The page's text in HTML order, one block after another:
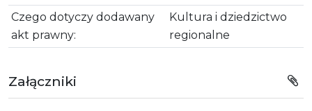
Czego dotyczy dodawany
akt prawny:
Kultura i dziedzictwo
regionalne
Załączniki